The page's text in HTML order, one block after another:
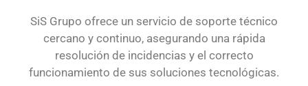
SiS Grupo ofrece un servicio de soporte técnico
cercano y continuo, asegurando una rápida
resolución de incidencias y el correcto
funcionamiento de sus soluciones tecnológicas.